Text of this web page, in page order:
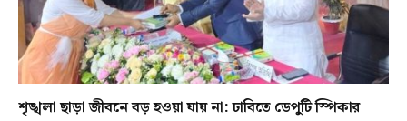
শৃঙ্খলা ছাড়া জীবনে বড় হওয়া যায় না: ঢাবিতে ডেপুটি স্পিকার